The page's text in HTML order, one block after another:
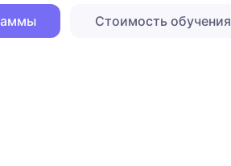
Стоимость обучения